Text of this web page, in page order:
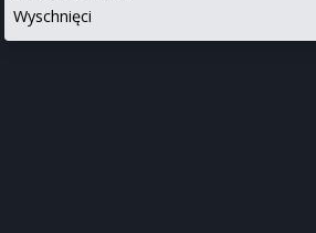
Wyschnięci